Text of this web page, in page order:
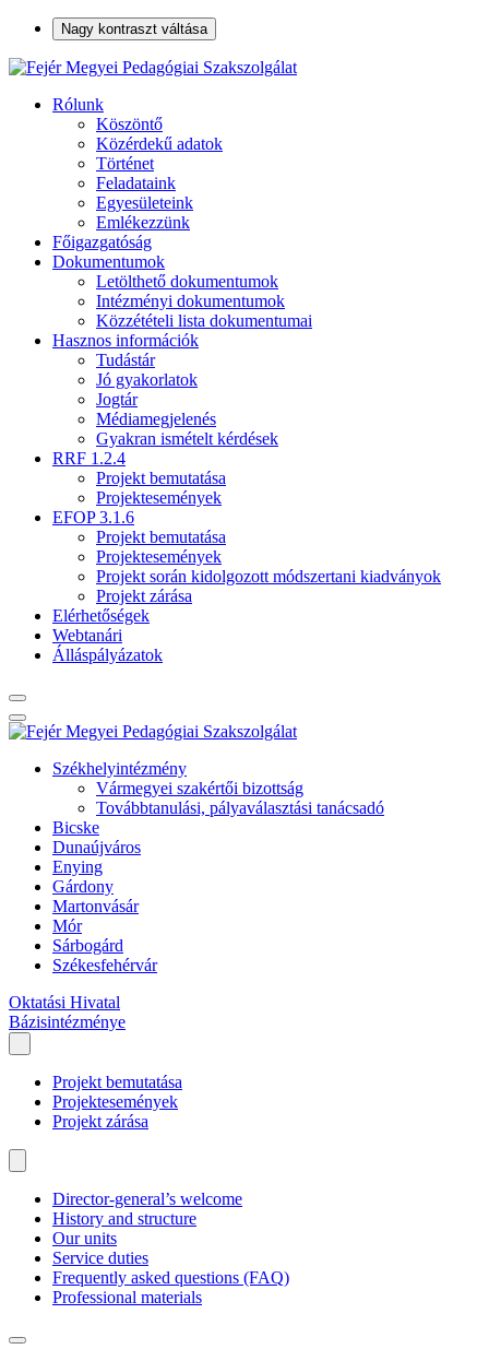
Nagy kontraszt váltása
Rólunk
Köszöntő
Közérdekű adatok
Történet
Feladataink
Egyesületeink
Emlékezzünk
Főigazgatóság
Dokumentumok
Letölthető dokumentumok
Intézményi dokumentumok
Közzétételi lista dokumentumai
Hasznos információk
Tudástár
Jó gyakorlatok
Jogtár
Médiamegjelenés
Gyakran ismételt kérdések
RRF 1.2.4
Projekt bemutatása
Projektesemények
EFOP 3.1.6
Projekt bemutatása
Projektesemények
Projekt során kidolgozott módszertani kiadványok
Projekt zárása
Elérhetőségek
Webtanári
Álláspályázatok
Székhelyintézmény
Vármegyei szakértői bizottság
Továbbtanulási, pályaválasztási tanácsadó
Bicske
Dunaújváros
Enying
Gárdony
Martonvásár
Mór
Sárbogárd
Székesfehérvár
Oktatási Hivatal
Bázisintézménye
Projekt bemutatása
Projektesemények
Projekt zárása
Director-general’s welcome
History and structure
Our units
Service duties
Frequently asked questions (FAQ)
Professional materials